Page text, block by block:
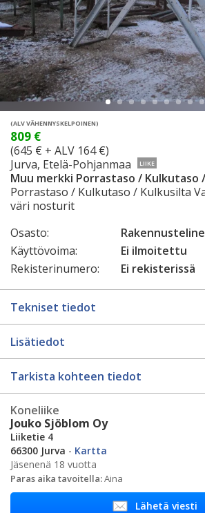
(ALV VÄHENNYSKELPOINEN)
809 €
(645 € + ALV 164 €)
Jurva, Etelä-Pohjanmaa
LIIKE
Muu merkki Porrastaso / Kulkutaso
Porrastaso / Kulkutaso / Kulkusilta
väri nosturit
Osasto:
Käyttövoima:
Ei ilmoitettu
Rekisterinumero:
Ei rekisterissä
Tekniset tiedot
Lisätiedot
Tarkista kohteen tiedot
Koneliike
Jouko Sjöblom Oy
Liiketie 4
66300 Jurva - Kartta
Jäsenenä 18 vuotta
Paras aika tavoitella:Aina
Lähetä viesti